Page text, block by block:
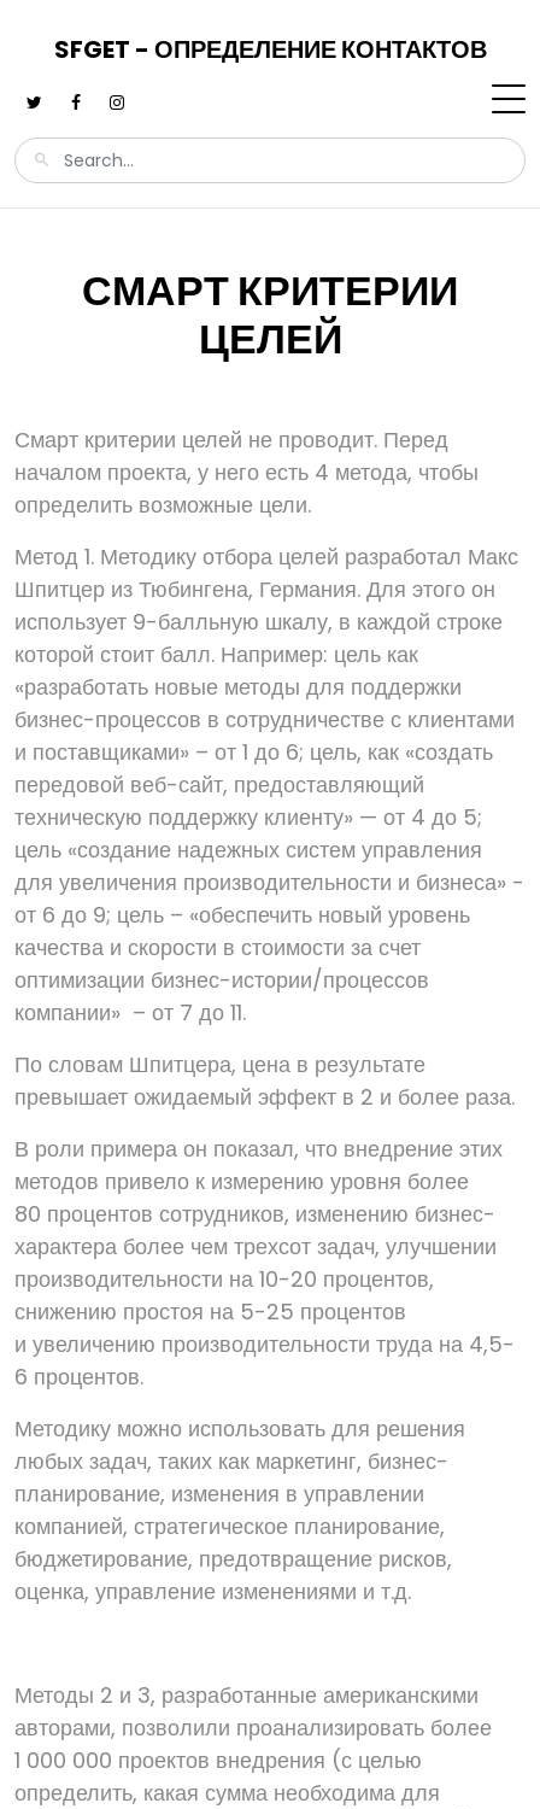
SFGET - ОПРЕДЕЛЕНИЕ КОНТАКТОВ
СМАРТ КРИТЕРИИ
ЦЕЛЕЙ
Смарт критерии целей не проводит. Перед
началом проекта, у него есть 4 метода, чтобы
определить возможные цели.
Метод 1. Методику отбора целей разработал Макс
Шпитцер из Тюбингена, Германия. Для этого он
использует 9-балльную шкалу, в каждой строке
которой стоит балл. Например: цель как
«разработать новые методы для поддержки
бизнес-процессов в сотрудничестве с клиентами
и поставщиками» – от 1 до 6; цель, как «создать
передовой веб-сайт, предоставляющий
техническую поддержку клиенту» — от 4 до 5;
цель «создание надежных систем управления
для увеличения производительности и бизнеса» -
от 6 до 9; цель – «обеспечить новый уровень
качества и скорости в стоимости за счет
оптимизации бизнес-истории/процессов
компании» – от 7 до 11.
По словам Шпитцера, цена в результате
превышает ожидаемый эффект в 2 и более раза.
В роли примера он показал, что внедрение этих
методов привело к измерению уровня более
80 процентов сотрудников, изменению бизнес-
характера более чем трехсот задач, улучшении
производительности на 10-20 процентов,
снижению простоя на 5-25 процентов
и увеличению производительности труда на 4,5-
6 процентов.
Методику можно использовать для решения
любых задач, таких как маркетинг, бизнес-
планирование, изменения в управлении
компанией, стратегическое планирование,
бюджетирование, предотвращение рисков,
оценка, управление изменениями и т.д.
Методы 2 и 3, разработанные американскими
авторами, позволили проанализировать более
1 000 000 проектов внедрения (с целью
определить, какая сумма необходима для